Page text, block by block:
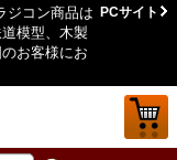
ジコン商品は
模型、木製
お客様にお
PCサイト